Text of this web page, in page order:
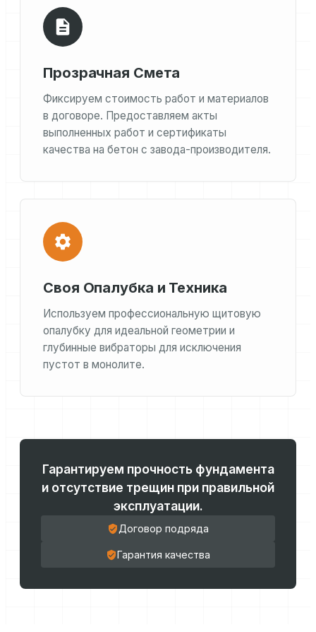
Прозрачная Смета
Фиксируем стоимость работ и материалов
в договоре. Предоставляем акты
выполненных работ и сертификаты
качества на бетон с завода-производителя.
Своя Опалубка и Техника
Используем профессиональную щитовую
опалубку для идеальной геометрии и
глубинные вибраторы для исключения
пустот в монолите.
Гарантируем прочность фундамента
и отсутствие трещин при правильной
эксплуатации.
Договор подряда
Гарантия качества